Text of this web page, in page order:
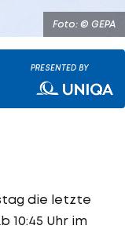
Foto: © GEPA
PRESENTED BY
die letzte
10:45 Uhr im